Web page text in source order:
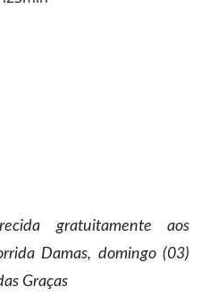
gratuitamente aos
Damas, domingo (03)
Graças